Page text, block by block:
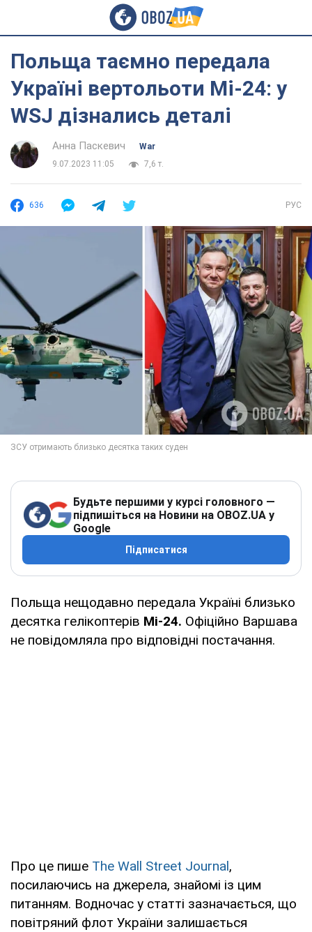
Польща таємно передала
Україні вертольоти Мі-24: у
WSJ дізнались деталі
Анна Паскевич
War
9.07.2023 11:05
7,6 т.
636 РУС
Будьте першими у курсі головного —
підпишіться на Новини на OBOZ.UA у
Google
Підписатися
Польща нещодавно передала Україні близько
десятка гелікоптерів Мі-24. Офіційно Варшава
не повідомляла про відповідні постачання.
Про це пише The Wall Street Journal,
посилаючись на джерела, знайомі із цим
питанням. Водночас у статті зазначається, що
повітряний флот України залишається